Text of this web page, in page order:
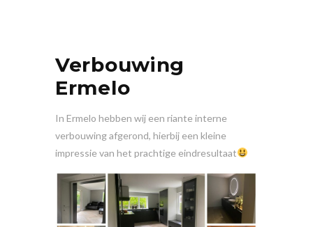
Verbouwing
Ermelo
In Ermelo hebben wij een riante interne
verbouwing afgerond, hierbij een kleine
impressie van het prachtige eindresultaat